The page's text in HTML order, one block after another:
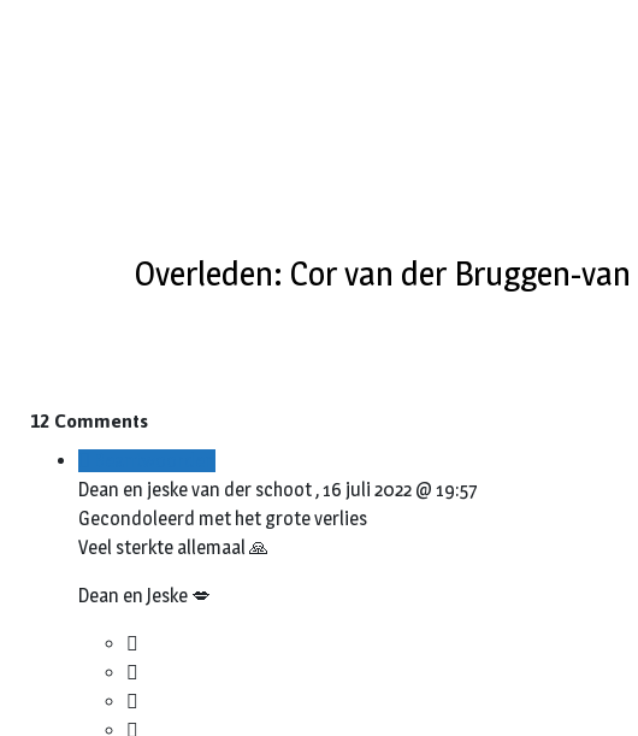
Overleden: Cor van der Bruggen-
12 Comments
Dean en jeske van der schoot ,16 juli 2022 @ 19:57
Gecondoleerd met het grote verlies
Veel sterkte allemaal 🙏
Dean en Jeske 💋